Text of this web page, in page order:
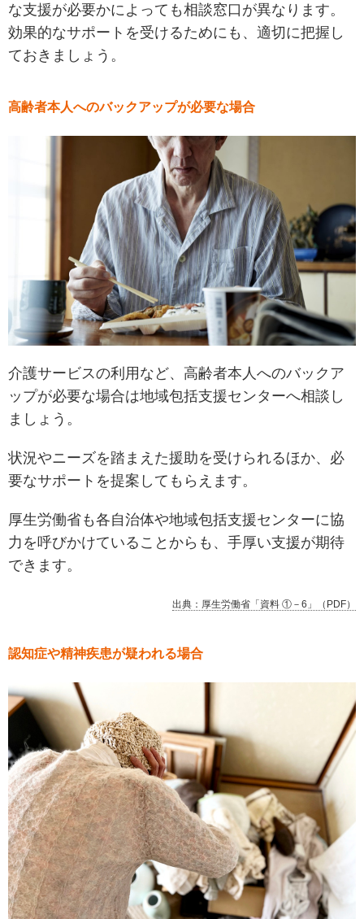
な支援が必要かによっても相談窓口が異なります。
効果的なサポートを受けるためにも、適切に把握し
ておきましょう。
高齢者本人へのバックアップが必要な場合
介護サービスの利用など、高齢者本人へのバックア
ップが必要な場合は地域包括支援センターへ相談し
ましょう。
状況やニーズを踏まえた援助を受けられるほか、必
要なサポートを提案してもらえます。
厚生労働省も各自治体や地域包括支援センターに協
力を呼びかけていることからも、手厚い支援が期待
できます。
出典：厚生労働省「資料 ①－6」（PDF）
認知症や精神疾患が疑われる場合